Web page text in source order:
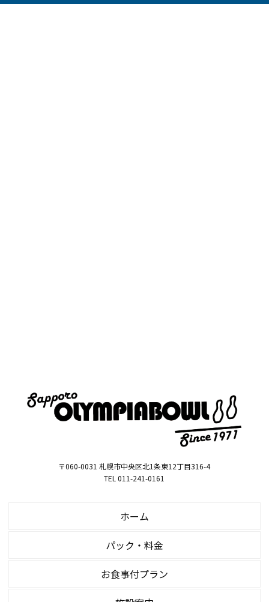
〒060-0031 札幌市中央区北1条東12丁目316-4
TEL 011-241-0161
ホーム
パック・料金
お食事付プラン